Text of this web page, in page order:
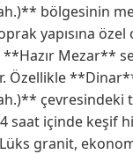
bölgesinin
yapısına özel
Mezar**
Özellikle
çevresindeki
saat içinde keşif
granit,